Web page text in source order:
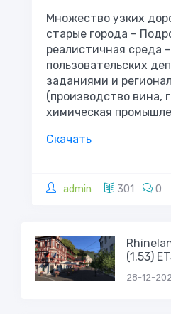
Множество узких
старые города –
реалистичная среда
пользовательских
заданиями и
(производство вина,
химическая
Скачать
admin 301 0
(1.53)
28-12-